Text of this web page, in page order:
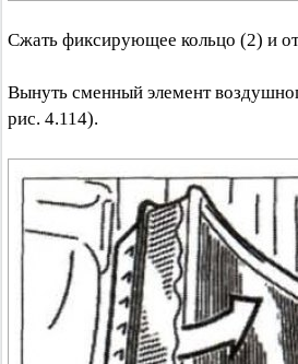
Сжать фиксирующее кольцо (2) и
Вынуть сменный элемент
рис. 4.114).